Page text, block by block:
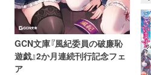
GCN文庫『風紀委員の破廉恥
遊戯』2か月連続刊行記念フェ
ア